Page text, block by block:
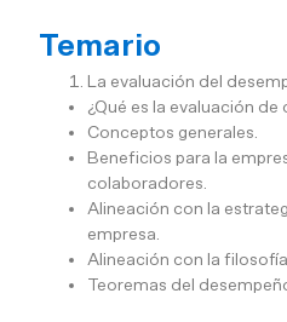
Temario
La evaluación del
¿Qué es la evaluación de
Conceptos generales.
Beneficios para la
colaboradores.
Alineación con la
empresa.
Alineación con la
Teoremas del